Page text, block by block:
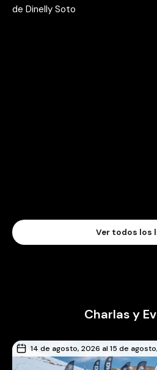
de Dinelly Soto
Ver todos los
Charlas y
14 de agosto, 2026 al 15 de